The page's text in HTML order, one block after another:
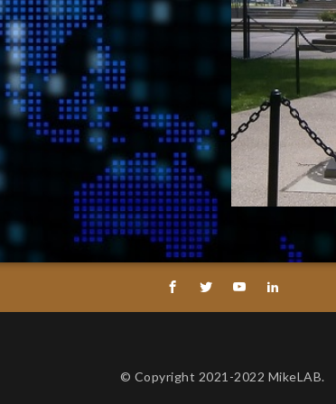
© Copyright 2021-2022 MikeLAB.